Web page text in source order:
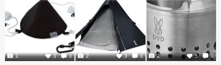
3 0
1 3 0
2 5 0
2